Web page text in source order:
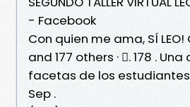
- Facebook
Con quien me ama, SÍ
and 177 others · 󰍸. 178 .
facetas de los
Sep .